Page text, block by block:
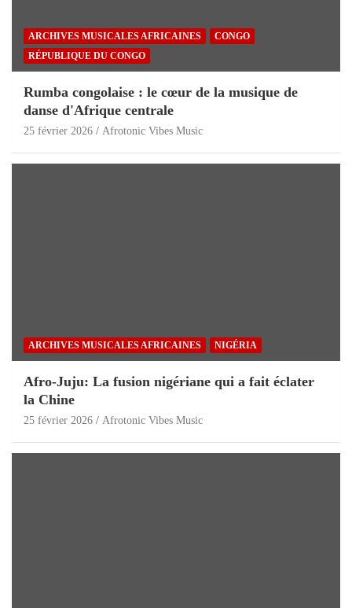
ARCHIVES MUSICALES AFRICAINES
CONGO
RÉPUBLIQUE DU CONGO
Rumba congolaise : le cœur de la musique de
danse d'Afrique centrale
25 février 2026 Afrotonic Vibes Music
ARCHIVES MUSICALES AFRICAINES NIGÉRIA
Afro-Juju: La fusion nigériane qui a fait éclater
la Chine
25 février 2026 Afrotonic Vibes Music